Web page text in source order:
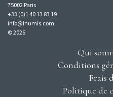
75002 Paris
+33 (0)1 40 13 83 19
info@inumis.com
© 2026
Qui
Conditions
Frais
Politique de